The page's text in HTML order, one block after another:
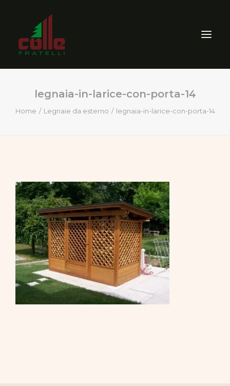
AZIENDA
LEGNO
CERTIFICAZIONI
CONTATTI
legnaia-in-larice-con-porta-14
Home Legnaie da esterno legnaia-in-larice-con-porta-14